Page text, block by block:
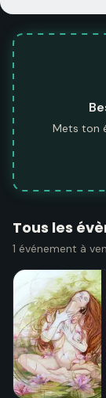
Mets ton
Tous les
1 événement à